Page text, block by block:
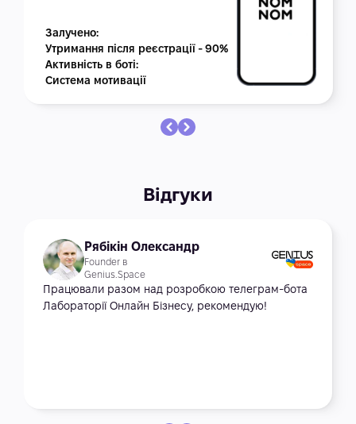
Залучено:
Утримання після реєстрації - 90%
Активність в боті:
Система мотивації
Відгуки
Рябікін Олександр
Founder в
Genius.Space
Працювали разом над розробкою телеграм-бота
Лабораторії Онлайн Бізнесу, рекомендую!